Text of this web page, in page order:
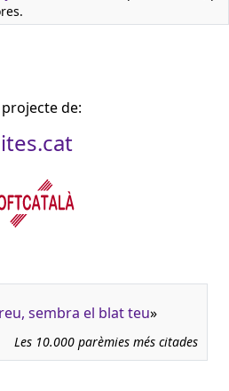
de:
sembra el blat teu»
Les 10.000 parèmies més citades